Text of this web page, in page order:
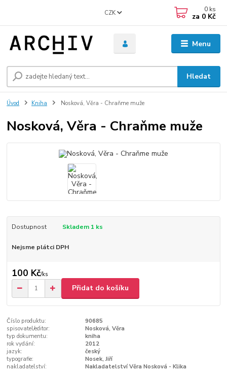
Menu
CZK
Hledat
0 ks
za 0 Kč
Úvod Kniha Nosková, Věra - Chraňme muže
Nosková, Věra - Chraňme muže
Dostupnost Skladem 1 ks
Nejsme plátci DPH
100 Kč/ks
Přidat do košíku
Číslo produktu:
90685
spisovatel/editor:
Nosková, Věra
typ dokumentu:
kniha
rok vydání:
2012
jazyk:
český
typografie:
Nosek, Jiří
nakladatelství:
Nakladatelství Věra Nosková - Klika